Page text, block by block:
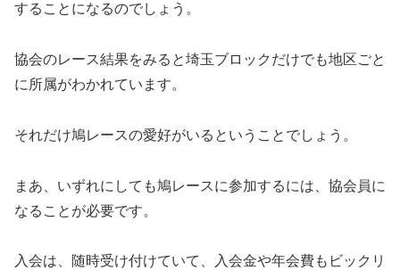
することになるのでしょう。
協会のレース結果をみると埼玉ブロックだけでも地区ごと
に所属がわかれています。
それだけ鳩レースの愛好がいるということでしょう。
まあ、いずれにしても鳩レースに参加するには、協会員に
なることが必要です。
入会は、随時受け付けていて、入会金や年会費もビックリ